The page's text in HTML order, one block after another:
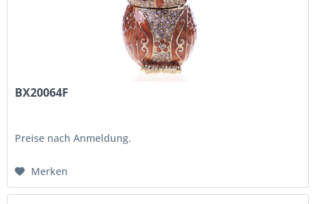
BX20064F
Preise nach Anmeldung.
Merken